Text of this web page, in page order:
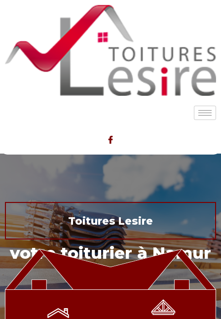
Toitures Lesire
votre toiturier à Namur